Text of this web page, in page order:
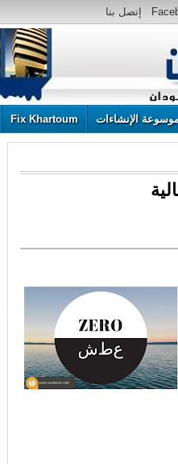
إتصل بنا
الإنشاءات Fix Khartoum